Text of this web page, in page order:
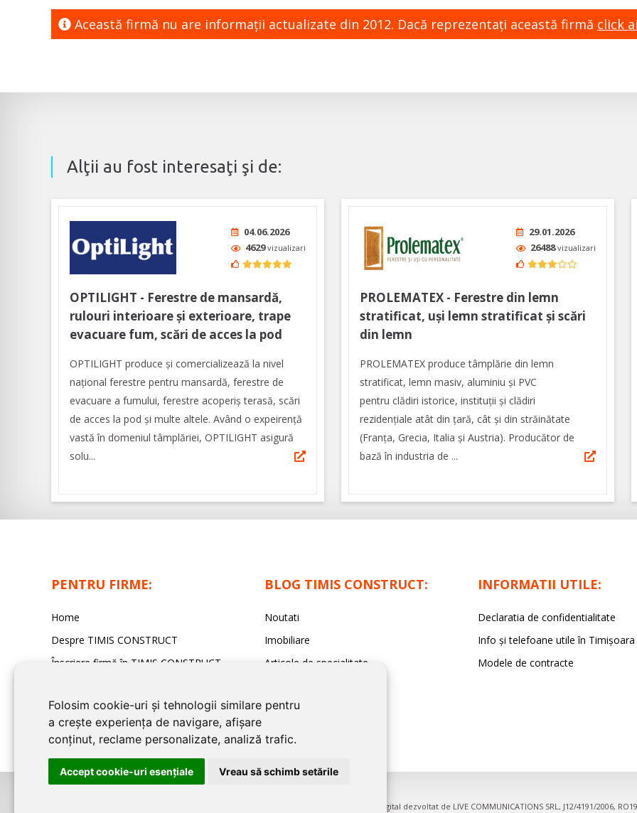
Folosim cookie-uri și tehnologii similare pentru
a crește experiența de navigare, afișare
conținut, reclame personalizate, analiză trafic.
Accept cookie-uri esenţiale Vreau să schimb setările
Această firmă nu are informaţii actualizate din 2012. Dacă reprezentaţi această firmă click
Alţii au fost interesaţi şi de:
04.06.2026
4629vizualizari
OPTILIGHT - Ferestre de mansardă,
rulouri interioare și exterioare, trape
evacuare fum, scări de acces la pod
OPTILIGHT produce şi comercializează la nivel
naţional ferestre pentru mansardă, ferestre de
evacuare a fumului, ferestre acoperiş terasă, scări
de acces la pod și multe altele. Având o expeirenţă
vastă în domeniul tâmplăriei, OPTILIGHT asigură
solu...
29.01.2026
26488vizualizari
PROLEMATEX - Ferestre din lemn
stratificat, uși lemn stratificat și scări
din lemn
PROLEMATEX produce tâmplărie din lemn
stratificat, lemn masiv, aluminiu și PVC
pentru clădiri istorice, instituții și clădiri
rezidențiale atât din țară, cât și din străinătate
(Franța, Grecia, Italia și Austria). Producător de
bază în industria de ...
PENTRU FIRME:
Home
Despre TIMIS CONSTRUCT
Înscriere firmă în TIMIS CONSTRUCT
BLOG TIMIS CONSTRUCT:
Noutati
Imobiliare
Articole de specialitate
INFORMATII UTILE:
Declaratia de confidentialitate
Info și telefoane utile în Timișoara
Modele de contracte
este un serviciu de promovare online pentru firme. Proiect digital dezvoltat de LIVE COMMUNICATIONS SRL, J12/4191/2006,